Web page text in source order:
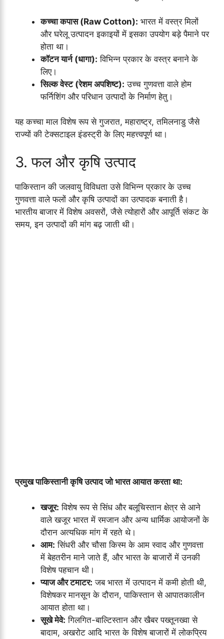
कच्चा कपास (Raw Cotton): भारत में वस्त्र मिलों
और घरेलू उत्पादन इकाइयों में इसका उपयोग बड़े पैमाने पर
होता था।
कॉटन यार्न (धागा): विभिन्न प्रकार के वस्त्र बनाने के
लिए।
सिल्क वेस्ट (रेशम अपशिष्ट): उच्च गुणवत्ता वाले होम
फर्निशिंग और परिधान उत्पादों के निर्माण हेतु।
यह कच्चा माल विशेष रूप से गुजरात, महाराष्ट्र, तमिलनाडु जैसे
राज्यों की टेक्सटाइल इंडस्ट्री के लिए महत्त्वपूर्ण था।
3. फल और कृषि उत्पाद
पाकिस्तान की जलवायु विविधता उसे विभिन्न प्रकार के उच्च
गुणवत्ता वाले फलों और कृषि उत्पादों का उत्पादक बनाती है।
भारतीय बाजार में विशेष अवसरों, जैसे त्योहारों और आपूर्ति संकट के
समय, इन उत्पादों की मांग बढ़ जाती थी।
प्रमुख पाकिस्तानी कृषि उत्पाद जो भारत आयात करता था:
खजूर: विशेष रूप से सिंध और बलूचिस्तान क्षेत्र से आने
वाले खजूर भारत में रमजान और अन्य धार्मिक आयोजनों के
दौरान अत्यधिक मांग में रहते थे।
आम: सिंधरी और चौसा किस्म के आम स्वाद और गुणवत्ता
में बेहतरीन माने जाते हैं, और भारत के बाजारों में उनकी
विशेष पहचान थी।
प्याज और टमाटर: जब भारत में उत्पादन में कमी होती थी,
विशेषकर मानसून के दौरान, पाकिस्तान से आपातकालीन
आयात होता था।
सूखे मेवे: गिलगित-बाल्टिस्तान और खैबर पख्तूनख्वा से
बादाम, अखरोट आदि भारत के विशेष बाजारों में लोकप्रिय